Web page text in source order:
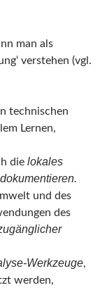
man als
verstehen (vgl.
technischen
Lernen,
die lokales
und des
des
Werkzeuge,
werden,